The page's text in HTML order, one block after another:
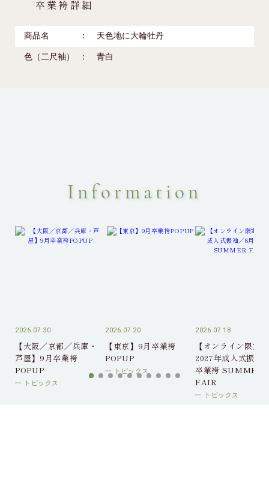
卒業袴詳細
商品名 天色地に大輪牡丹
色（二尺袖） 青白
Information
2026.07.30
【大阪／京都／兵庫・
芦屋】9月卒業袴
POPUP
トピックス
2026.07.20
【東京】9月卒業袴
POPUP
トピックス
2026.07.18
【オンライン限定】
2027年成人式振袖
卒業袴 SUMMER
FAIR
トピックス